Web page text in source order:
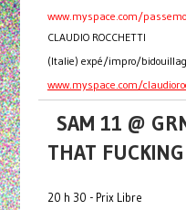
www.myspace.com/
CLAUDIO ROCCHETTI
(Italie) expé/impro/
www.myspace.com/
SAM 11 @
THAT
20 h 30 - Prix Libre